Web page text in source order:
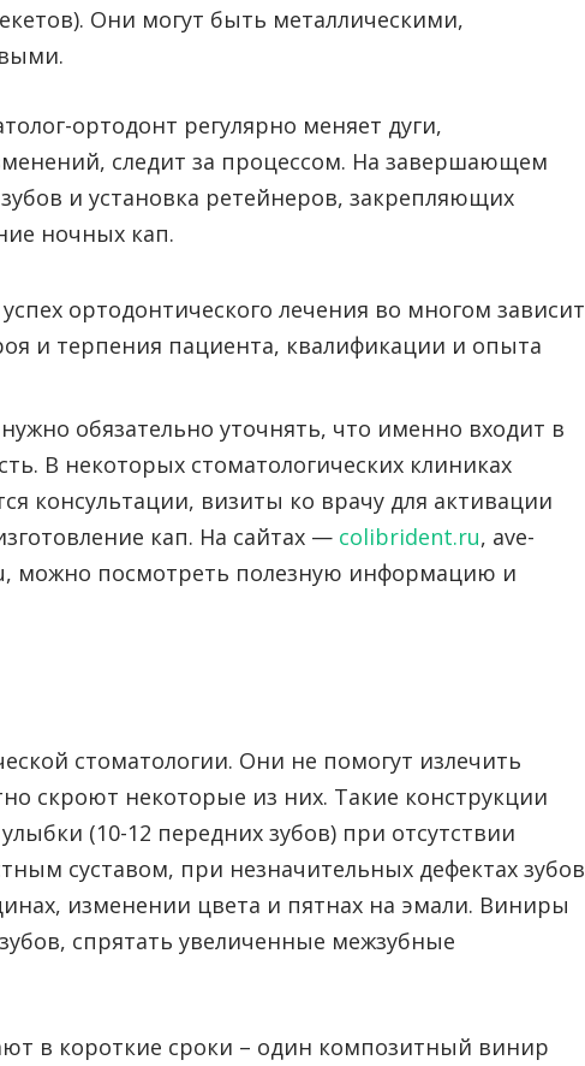
Они могут быть металлическими,
ортодонт регулярно меняет дуги,
следит за процессом. На завершающем
и установка ретейнеров, закрепляющих
ночных кап.
ортодонтического лечения во многом зависит
и терпения пациента, квалификации и опыта
обязательно уточнять, что именно входит в
В некоторых стоматологических клиниках
консультации, визиты ко врачу для активации
кап. На сайтах — colibrident.ru, ave-
можно посмотреть полезную информацию и
стоматологии. Они не помогут излечить
скроют некоторые из них. Такие конструкции
(10-12 передних зубов) при отсутствии
суставом, при незначительных дефектах зубов
изменении цвета и пятнах на эмали. Виниры
спрятать увеличенные межзубные
в короткие сроки – один композитный винир